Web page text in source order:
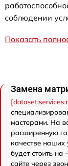
соблюдении
Показать
Замена
мастерами. На
расширенную
качестве наших
будет стоить
сайте через